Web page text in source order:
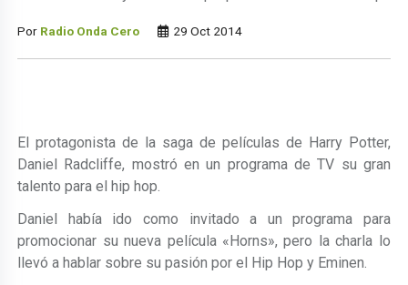
Por Radio Onda Cero 29 Oct 2014
El protagonista de la saga de películas de Harry Potter,
Daniel Radcliffe, mostró en un programa de TV su gran
talento para el hip hop.
Daniel había ido como invitado a un programa para
promocionar su nueva película «Horns», pero la charla lo
llevó a hablar sobre su pasión por el Hip Hop y Eminen.